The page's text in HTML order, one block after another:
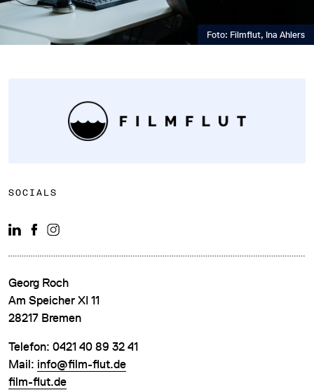
IMPRESSUM
DOWNLOADS
Foto: Filmflut, Ina Ahlers
SOCIALS
Georg Roch
Am Speicher XI 11
28217 Bremen
Telefon: 0421 40 89 32 41
Mail: info@film-flut.de
film-flut.de